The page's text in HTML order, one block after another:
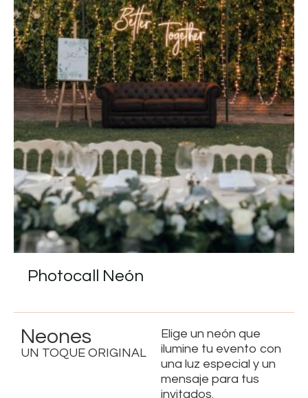
Photocall Neón
Neones
UN TOQUE ORIGINAL
Elige un neón que
ilumine tu evento con
una luz especial y un
mensaje para tus
invitados.